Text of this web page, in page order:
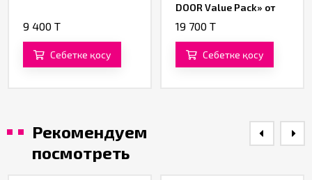
9 400 T
Себетке қосу
DOOR Value Pack» от
«Pjur»
19 700 T
Себетке қосу
Рекомендуем
посмотреть